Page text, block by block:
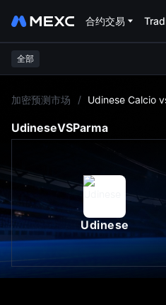
合约交易
全部
加密预测市场 / Udinese Calcio
UdineseVSParma
Udinese